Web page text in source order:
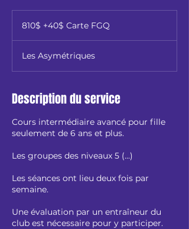
Carte810$ +40$ Carte FGQ
Les Asymétriques
Description du service
Cours intermédiaire avancé pour fille
seulement de 6 ans et plus.
Les groupes des niveaux 5 (...)
Les séances ont lieu deux fois par
semaine.
Une évaluation par un entraîneur du
club est nécessaire pour y participer.